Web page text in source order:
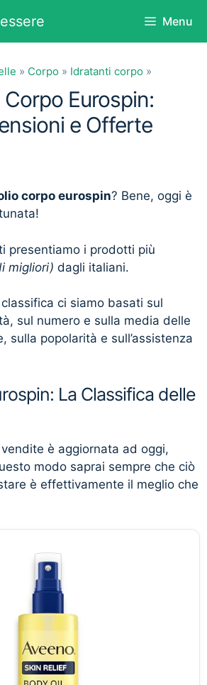
Menu
» Corpo » Idratanti corpo »
Eurospin:
e Offerte
corpo eurospin? Bene, oggi è
presentiamo i prodotti più
migliori) dagli italiani.
ci siamo basati sul
sul numero e sulla media delle
sulla popolarità e sull’assistenza
La Classifica delle
è aggiornata ad oggi,
modo saprai sempre che ciò
è effettivamente il meglio che